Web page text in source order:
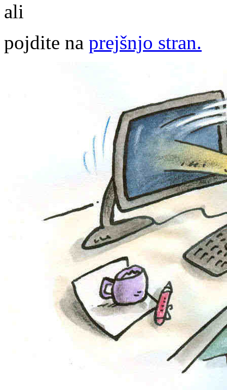
ali
pojdite na prejšnjo stran.